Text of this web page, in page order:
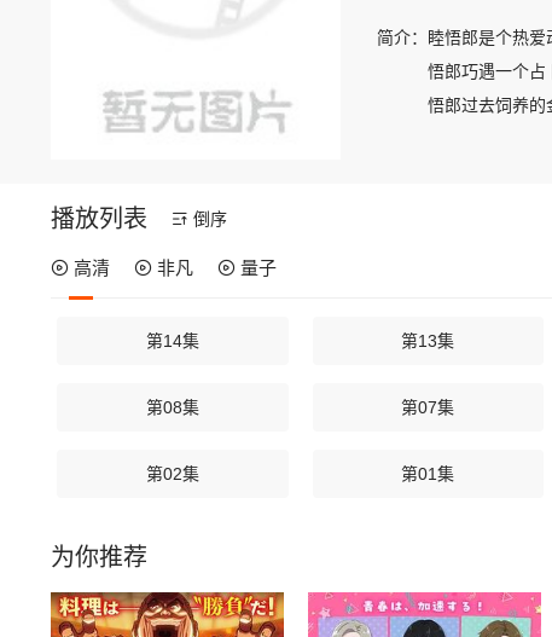
简介：
睦悟郎是个热
悟郎巧遇一个占
悟郎过去饲养
播放列表 倒序
高清 非凡 量子
第14集 第13集
第08集 第07集
第02集 第01集
为你推荐